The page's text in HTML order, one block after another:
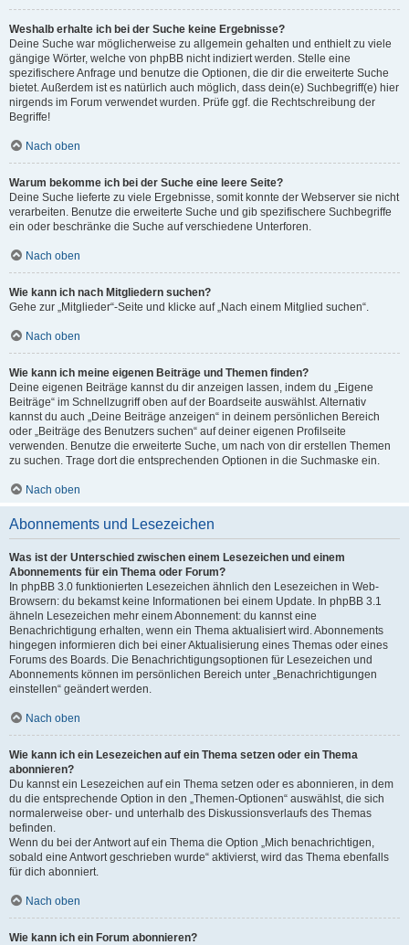
Weshalb erhalte ich bei der Suche keine Ergebnisse?
Deine Suche war möglicherweise zu allgemein gehalten und enthielt zu viele
gängige Wörter, welche von phpBB nicht indiziert werden. Stelle eine
spezifischere Anfrage und benutze die Optionen, die dir die erweiterte Suche
bietet. Außerdem ist es natürlich auch möglich, dass dein(e) Suchbegriff(e) hier
nirgends im Forum verwendet wurden. Prüfe ggf. die Rechtschreibung der
Begriffe!
Nach oben
Warum bekomme ich bei der Suche eine leere Seite?
Deine Suche lieferte zu viele Ergebnisse, somit konnte der Webserver sie nicht
verarbeiten. Benutze die erweiterte Suche und gib spezifischere Suchbegriffe
ein oder beschränke die Suche auf verschiedene Unterforen.
Nach oben
Wie kann ich nach Mitgliedern suchen?
Gehe zur „Mitglieder“-Seite und klicke auf „Nach einem Mitglied suchen“.
Nach oben
Wie kann ich meine eigenen Beiträge und Themen finden?
Deine eigenen Beiträge kannst du dir anzeigen lassen, indem du „Eigene
Beiträge“ im Schnellzugriff oben auf der Boardseite auswählst. Alternativ
kannst du auch „Deine Beiträge anzeigen“ in deinem persönlichen Bereich
oder „Beiträge des Benutzers suchen“ auf deiner eigenen Profilseite
verwenden. Benutze die erweiterte Suche, um nach von dir erstellen Themen
zu suchen. Trage dort die entsprechenden Optionen in die Suchmaske ein.
Nach oben
Abonnements und Lesezeichen
Was ist der Unterschied zwischen einem Lesezeichen und einem
Abonnements für ein Thema oder Forum?
In phpBB 3.0 funktionierten Lesezeichen ähnlich den Lesezeichen in Web-
Browsern: du bekamst keine Informationen bei einem Update. In phpBB 3.1
ähneln Lesezeichen mehr einem Abonnement: du kannst eine
Benachrichtigung erhalten, wenn ein Thema aktualisiert wird. Abonnements
hingegen informieren dich bei einer Aktualisierung eines Themas oder eines
Forums des Boards. Die Benachrichtigungsoptionen für Lesezeichen und
Abonnements können im persönlichen Bereich unter „Benachrichtigungen
einstellen“ geändert werden.
Nach oben
Wie kann ich ein Lesezeichen auf ein Thema setzen oder ein Thema
abonnieren?
Du kannst ein Lesezeichen auf ein Thema setzen oder es abonnieren, in dem
du die entsprechende Option in den „Themen-Optionen“ auswählst, die sich
normalerweise ober- und unterhalb des Diskussionsverlaufs des Themas
befinden.
Wenn du bei der Antwort auf ein Thema die Option „Mich benachrichtigen,
sobald eine Antwort geschrieben wurde“ aktivierst, wird das Thema ebenfalls
für dich abonniert.
Nach oben
Wie kann ich ein Forum abonnieren?